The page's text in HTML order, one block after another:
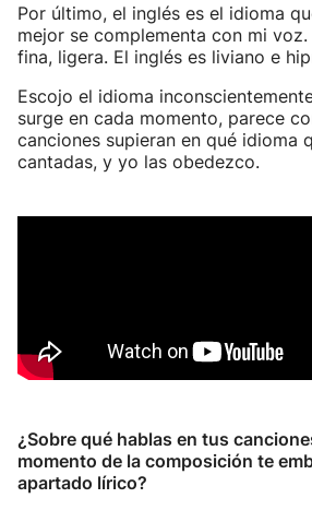
Por último, el inglés es el idioma
mejor se complementa con mi
fina, ligera. El inglés es liviano e
Escojo el idioma
surge en cada momento, parece
canciones supieran en qué idioma
cantadas, y yo las obedezco.
¿Sobre qué hablas en tus
momento de la composición te
apartado lírico?